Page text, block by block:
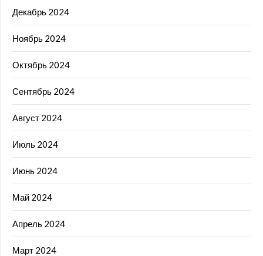
Декабрь 2024
Ноябрь 2024
Октябрь 2024
Сентябрь 2024
Август 2024
Июль 2024
Июнь 2024
Май 2024
Апрель 2024
Март 2024